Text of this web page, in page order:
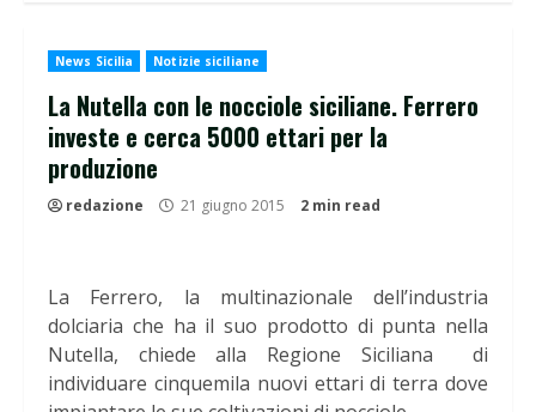
News Sicilia Notizie siciliane
La Nutella con le nocciole siciliane. Ferrero
investe e cerca 5000 ettari per la
produzione
redazione 21 giugno 2015 2 min read
La Ferrero, la multinazionale dell’industria
dolciaria che ha il suo prodotto di punta nella
Nutella, chiede alla Regione Siciliana di
individuare cinquemila nuovi ettari di terra dove